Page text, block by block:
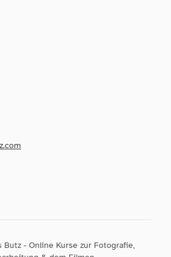
- Online Kurse zur Fotografie,